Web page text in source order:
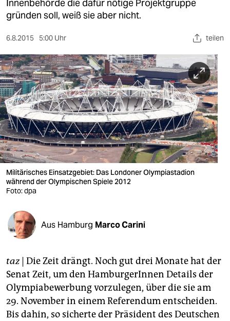
kultur
sport
berlin
nord
wahrheit
verlag
verlag
veranstaltungen
shop
fragen & hilfe
unterstützen
genossenschaft
epaper login
Innenbehörde die dafür nötige Projektgruppe
gründen soll, weiß sie aber nicht.
6.8.2015 5:00 Uhr teilen
Militärisches Einsatzgebiet: Das Londoner Olympiastadion
während der Olympischen Spiele 2012
Foto: dpa
Aus Hamburg Marco Carini
taz| Die Zeit drängt. Noch gut drei Monate hat der
Senat Zeit, um den HamburgerInnen Details der
Olympiabewerbung vorzulegen, über die sie am
29. November in einem Referendum entscheiden.
Bis dahin, so sicherte der Präsident des Deutschen